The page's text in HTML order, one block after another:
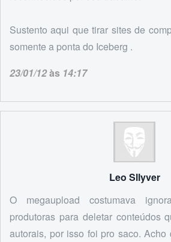
Sustento aqui que tirar sites de
somente a ponta do Iceberg .
23/01/12às 14:17
Leo Sllyver
O megaupload costumava
produtoras para deletar conteúdos
autorais, por isso foi pro saco. Acho